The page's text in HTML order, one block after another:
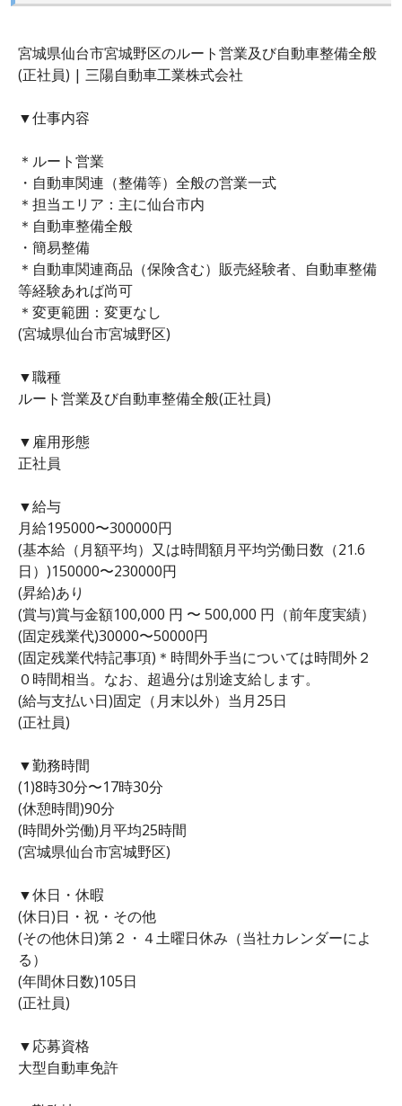
宮城県仙台市宮城野区のルート営業及び自動車整備全般
(正社員) | 三陽自動車工業株式会社
▼仕事内容
＊ルート営業
・自動車関連（整備等）全般の営業一式
＊担当エリア：主に仙台市内
＊自動車整備全般
・簡易整備
＊自動車関連商品（保険含む）販売経験者、自動車整備
等経験あれば尚可
＊変更範囲：変更なし
(宮城県仙台市宮城野区)
▼職種
ルート営業及び自動車整備全般(正社員)
▼雇用形態
正社員
▼給与
月給195000〜300000円
(基本給（月額平均）又は時間額月平均労働日数（21.6
日）)150000〜230000円
(昇給)あり
(賞与)賞与金額100,000 円 〜 500,000 円（前年度実績）
(固定残業代)30000〜50000円
(固定残業代特記事項)＊時間外手当については時間外２
０時間相当。なお、超過分は別途支給します。
(給与支払い日)固定（月末以外）当月25日
(正社員)
▼勤務時間
(1)8時30分〜17時30分
(休憩時間)90分
(時間外労働)月平均25時間
(宮城県仙台市宮城野区)
▼休日・休暇
(休日)日・祝・その他
(その他休日)第２・４土曜日休み（当社カレンダーによ
る）
(年間休日数)105日
(正社員)
▼応募資格
大型自動車免許